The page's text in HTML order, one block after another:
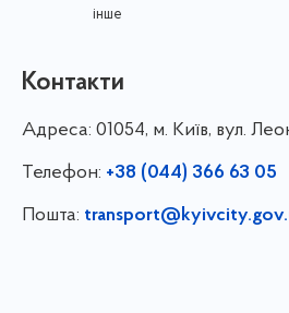
інше
Контакти
Адреса: 01054, м. Київ, вул.
Телефон: +38 (044) 366 63 05
Пошта: